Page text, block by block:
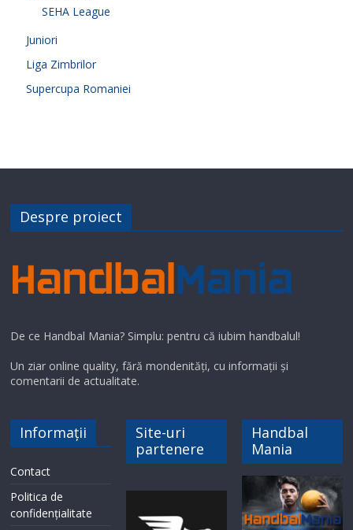
SEHA League
Juniori
Liga Zimbrilor
Supercupa Romaniei
Despre proiect
De ce Handbal Mania? Simplu: pentru că iubim handbalul!
Un ziar online quality, fără mondenități, cu informații și
comentarii de actualitate.
Informații
Contact
Politica de
confidențialitate
Site-uri
partenere
Handbal
Mania